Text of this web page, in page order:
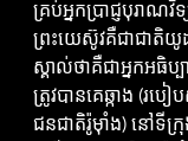
គ្រប់អ្នកប្រាជ្ញបុរា
ព្រះយេស៊ូវគឺជាជាតិយូ
ស្គាល់ថាគឺជាអ្នកអធិ
ត្រូវបានគេឆ្កាង (រ
ជនជាតិរ៉ូម៉ាំង) នៅទីក្